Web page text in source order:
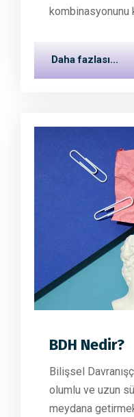
kombinasyonunu
Daha fazlası...
BDH Nedir?
Bilişsel
olumlu ve uzun
meydana